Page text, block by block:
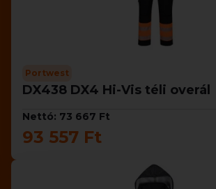
Portwest
DX438 DX4 Hi-Vis téli overál
Nettó: 73 667 Ft
93 557 Ft